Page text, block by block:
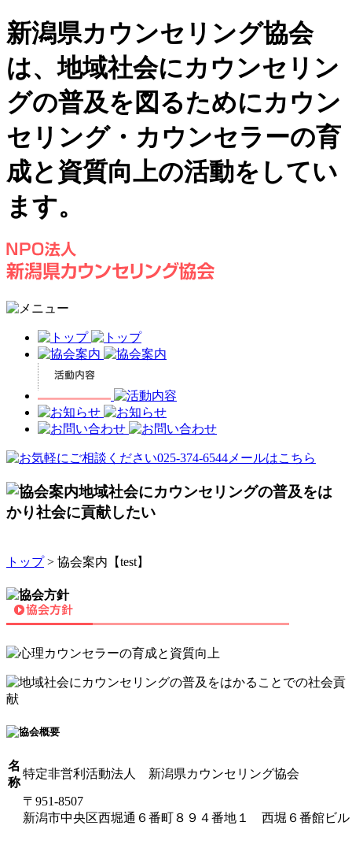
新潟県カウンセリング協会
は、地域社会にカウンセリン
グの普及を図るためにカウン
セリング・カウンセラーの育
成と資質向上の活動をしてい
ます。
トップ> 協会案内【test】
名
称
特定非営利活動法人 新潟県カウンセリング協会
〒951-8507
新潟市中央区西堀通６番町８９４番地１ 西堀６番館ビル